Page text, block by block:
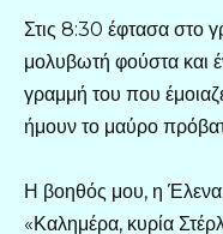
Στις 8:30 έφτασα στο
μολυβωτή φούστα και
γραμμή του που
ήμουν το μαύρο
Η βοηθός μου, η
«Καλημέρα, κυρία